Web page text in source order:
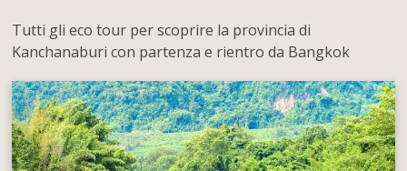
Tutti gli eco tour per scoprire la provincia di
Kanchanaburi con partenza e rientro da Bangkok